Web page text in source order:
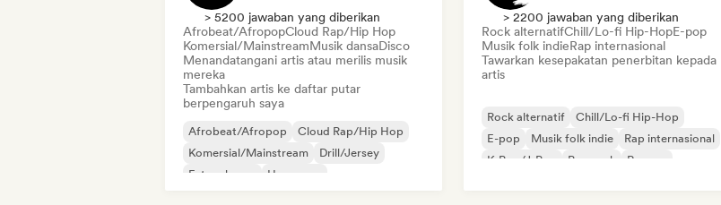
> 5200 jawaban yang diberikan
Afrobeat/AfropopCloud Rap/Hip Hop
Komersial/MainstreamMusik dansaDisco
Menandatangani artis atau merilis musik
mereka
Tambahkan artis ke daftar putar
berpengaruh saya
Afrobeat/Afropop
Cloud Rap/Hip Hop
Komersial/Mainstream
Drill/Jersey
Future house
Hyperpop
> 2200 jawaban yang diberikan
Rock alternatifChill/Lo-fi Hip-HopE-pop
Musik folk indieRap internasional
Tawarkan kesepakatan penerbitan kepada
artis
Rock alternatif
Chill/Lo-fi Hip-Hop
E-pop
Musik folk indie
Rap internasional
K-Pop/J-Pop
Pop rock Reggae